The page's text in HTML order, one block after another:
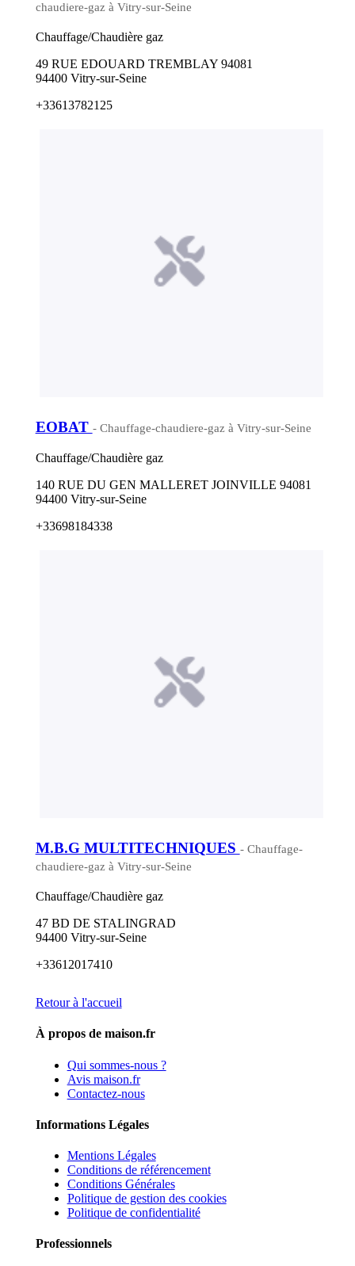
chaudiere-gaz à Vitry-sur-Seine
Chauffage/Chaudière gaz
49 RUE EDOUARD TREMBLAY 94081
94400 Vitry-sur-Seine
+33613782125
EOBAT - Chauffage-chaudiere-gaz à Vitry-sur-Seine
Chauffage/Chaudière gaz
140 RUE DU GEN MALLERET JOINVILLE 94081
94400 Vitry-sur-Seine
+33698184338
M.B.G MULTITECHNIQUES - Chauffage-
chaudiere-gaz à Vitry-sur-Seine
Chauffage/Chaudière gaz
47 BD DE STALINGRAD
94400 Vitry-sur-Seine
+33612017410
Retour à l'accueil
À propos de maison.fr
Qui sommes-nous ?
Avis maison.fr
Contactez-nous
Informations Légales
Mentions Légales
Conditions de référencement
Conditions Générales
Politique de gestion des cookies
Politique de confidentialité
Professionnels